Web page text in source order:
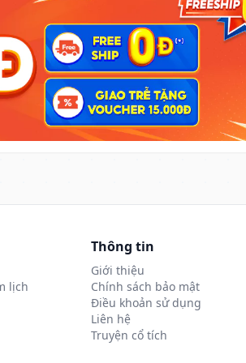
lịch
Thông tin
Giới thiệu
Chính sách bảo mật
Điều khoản sử dụng
Liên hệ
Truyện cổ tích